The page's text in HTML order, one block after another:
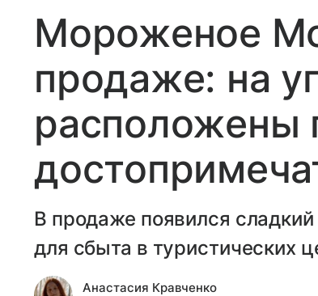
Мороженое
продаже: на
расположены
В продаже появился
для сбыта в туристических
Анастасия Кравченко